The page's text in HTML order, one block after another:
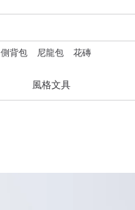
側背包 尼龍包 花磚
風格文具